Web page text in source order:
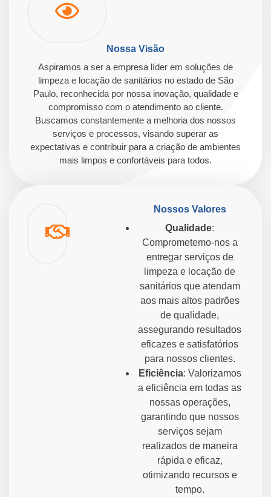
Nossa Visão
Aspiramos a ser a empresa líder em soluções de
limpeza e locação de sanitários no estado de São
Paulo, reconhecida por nossa inovação, qualidade e
compromisso com o atendimento ao cliente.
Buscamos constantemente a melhoria dos nossos
serviços e processos, visando superar as
expectativas e contribuir para a criação de ambientes
mais limpos e confortáveis para todos.
Nossos Valores
Qualidade:
Comprometemo-nos a
entregar serviços de
limpeza e locação de
sanitários que atendam
aos mais altos padrões
de qualidade,
assegurando resultados
eficazes e satisfatórios
para nossos clientes.
Eficiência: Valorizamos
a eficiência em todas as
nossas operações,
garantindo que nossos
serviços sejam
realizados de maneira
rápida e eficaz,
otimizando recursos e
tempo.